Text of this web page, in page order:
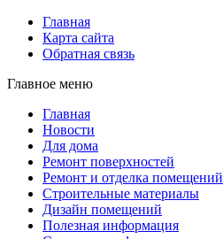
Главная
Карта сайта
Обратная связь
Главное меню
Главная
Новости
Для дома
Ремонт поверхностей
Ремонт и отделка помещений
Строительные материалы
Дизайн помещений
Полезная информация